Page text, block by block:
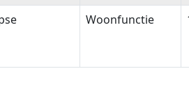
Woonfunctie